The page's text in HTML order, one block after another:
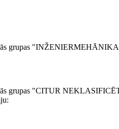
grupas
grupas "CITUR